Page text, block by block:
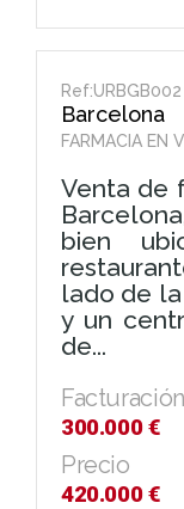
Ref:URBGB002
Barcelona
FARMACIA EN
Venta de
bien
lado de
y un
de...
Facturación
300.000 €
Precio
420.000 €